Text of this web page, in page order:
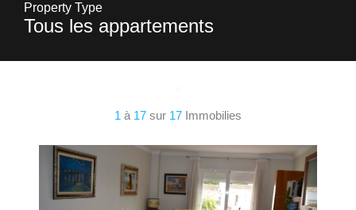
Property Type
Tous les appartements
1 à 17 sur 17 Immobilies